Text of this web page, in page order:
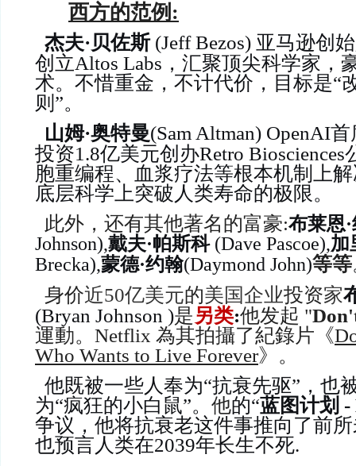
西方的范例:
杰夫·贝佐斯(Jeff Bezos) 亚马逊创
创立Altos Labs，汇聚顶尖科学家，
术。不惜重金，不计代价，目标是“
则”。
山姆·奥特曼(Sam Altman) OpenAI
投资1.8亿美元创办Retro
胞重编程、血浆疗法等根本机制上
底层科学上突破人类寿命的极限。
此外，还有其他著名的富豪:布莱恩
Johnson),戴夫·帕斯科 (Dave Pascoe),加
Brecka),蒙德·约翰(Daymond John)等等
身价近50亿美元的美国企业投资家
(Bryan Johnson )是另类:他发起 "
運動。Netflix 為其拍攝了紀錄片《
Who Wants to Live Forever》。
他既被一些人奉为“抗衰先驱”，也
为“疯狂的小白鼠”。 他的“蓝图计划
争议，他将抗衰老这件事推向了前
也预言人类在2039年长生不死.